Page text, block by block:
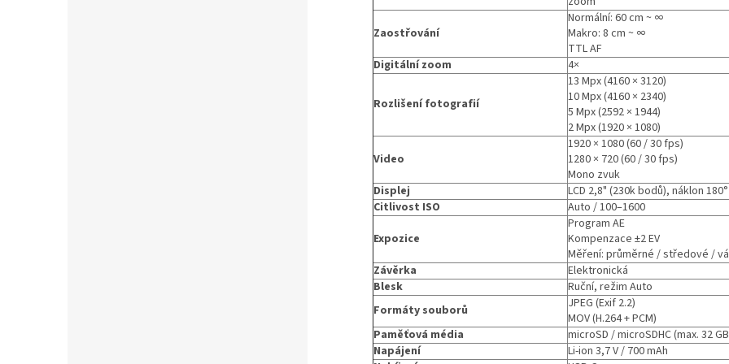
Zaostřování
Normální: 60 cm ~ ∞
Makro: 8 cm ~ ∞
TTL AF
Digitální zoom
4×
Rozlišení fotografií
13 Mpx (4160 × 3120)
10 Mpx (4160 × 2340)
5 Mpx (2592 × 1944)
2 Mpx (1920 × 1080)
Video
1920 × 1080 (60 / 30 fps)
1280 × 720 (60 / 30 fps)
Mono zvuk
Displej
LCD 2,8" (230k bodů), náklon 180°
Citlivost ISO
Auto / 100–1600
Expozice
Program AE
Kompenzace ±2 EV
Měření: průměrné / středové /
Závěrka
Elektronická
Blesk
Ruční, režim Auto
Formáty souborů
JPEG (Exif 2.2)
MOV (H.264 + PCM)
Paměťová média
microSD / microSDHC (max. 32
Napájení
Li-ion 3,7 V / 700 mAh